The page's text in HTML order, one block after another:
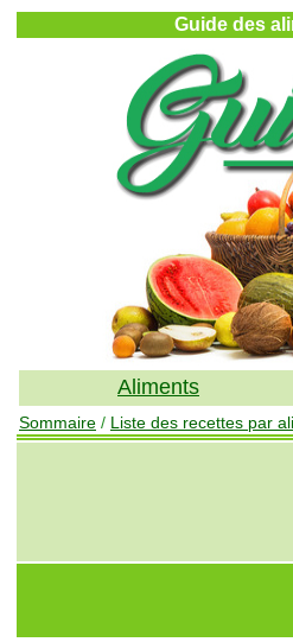
Guide des
Aliments
Sommaire / Liste des recettes par